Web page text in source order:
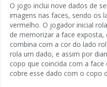
O jogo inclui nove dados de
imagens nas faces, sendo os
vermelho. O jogador inicial
de memorizar a face
combina com a cor do lado
rola um dado, e assim por
copo que coincida com a
cobre esse dado com o copo